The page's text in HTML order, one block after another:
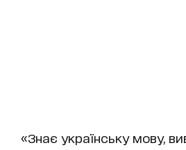
«Знає українську мову,